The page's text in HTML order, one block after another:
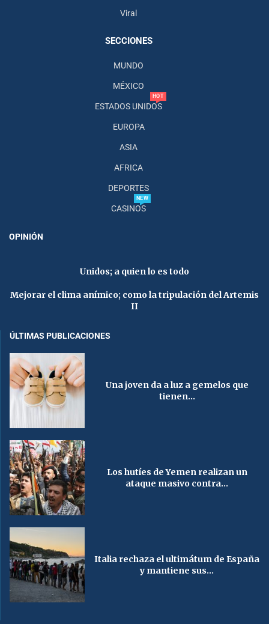
Viral
SECCIONES
MUNDO
MÉXICO
ESTADOS UNIDOS
HOT
EUROPA
ASIA
AFRICA
DEPORTES
CASINOS
NEW
OPINIÓN
Unidos; a quien lo es todo
Mejorar el clima anímico; como la tripulación del Artemis
II
ÚLTIMAS PUBLICACIONES
Una joven da a luz a gemelos que
tienen...
Los hutíes de Yemen realizan un
ataque masivo contra...
Italia rechaza el ultimátum de España
y mantiene sus...